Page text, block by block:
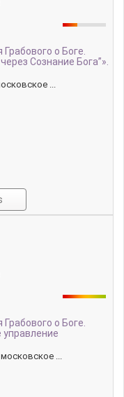
о Боге.
Сознание Бога”».
...
о Боге.
...